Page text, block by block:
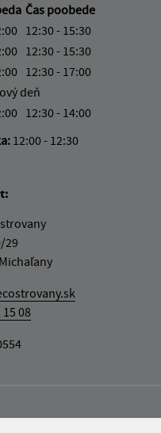
Čas poobede
12:30 - 15:30
12:30 - 15:30
12:30 - 17:00
deň
12:30 - 14:00
12:00 - 12:30
29
08